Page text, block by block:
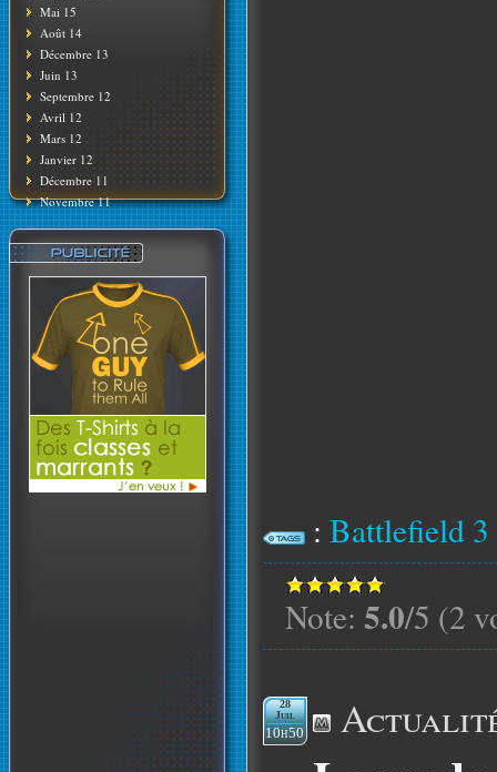
Mai 15
Août 14
Décembre 13
Juin 13
Septembre 12
Avril 12
Mars 12
Janvier 12
Décembre 11
Novembre 11
: Battlefield 3
Note: 5.0/5 (2
28
Juil
10h50